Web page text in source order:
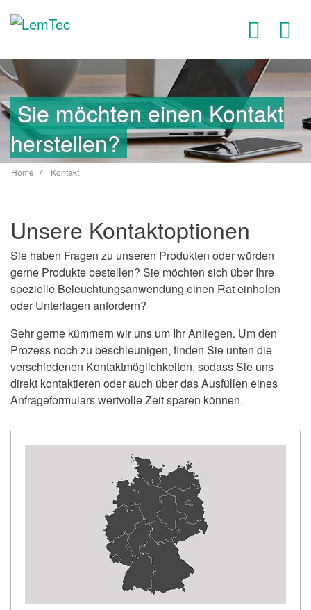
Inhalt
Sie möchten einen Kontakt
herstellen?
Home Kontakt
Unsere Kontaktoptionen
Sie haben Fragen zu unseren Produkten oder würden
gerne Produkte bestellen? Sie möchten sich über Ihre
spezielle Beleuchtungsanwendung einen Rat einholen
oder Unterlagen anfordern?
Sehr gerne kümmern wir uns um Ihr Anliegen. Um den
Prozess noch zu beschleunigen, finden Sie unten die
verschiedenen Kontaktmöglichkeiten, sodass Sie uns
direkt kontaktieren oder auch über das Ausfüllen eines
Anfrageformulars wertvolle Zeit sparen können.